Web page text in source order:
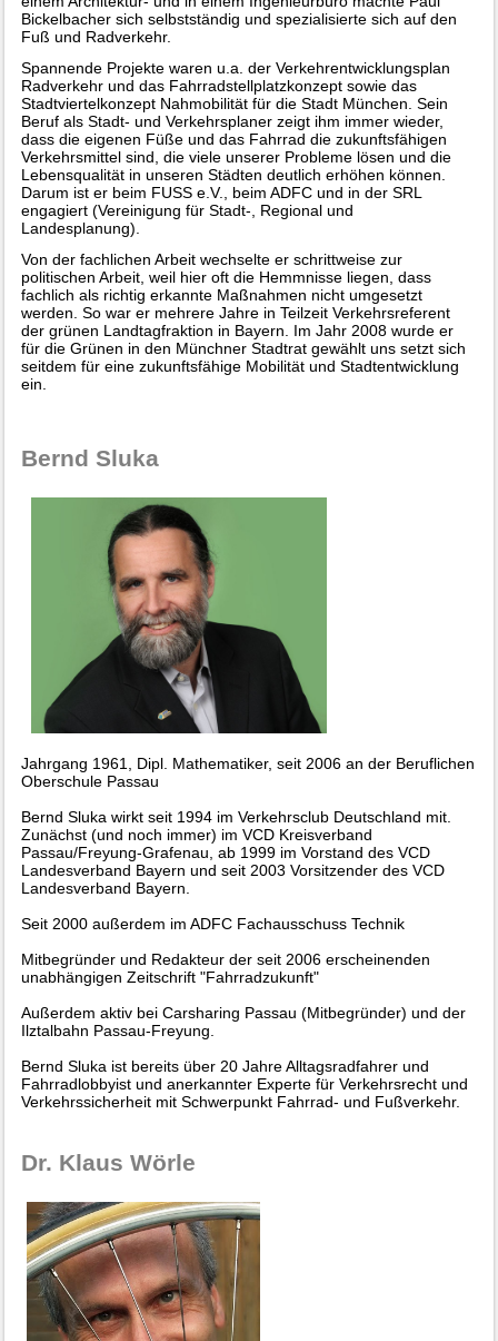
Bickelbacher sich selbstständig und spezialisierte sich auf den
Fuß und Radverkehr.
Spannende Projekte waren u.a. der Verkehrentwicklungsplan
Radverkehr und das Fahrradstellplatzkonzept sowie das
Stadtviertelkonzept Nahmobilität für die Stadt München. Sein
Beruf als Stadt- und Verkehrsplaner zeigt ihm immer wieder,
dass die eigenen Füße und das Fahrrad die zukunftsfähigen
Verkehrsmittel sind, die viele unserer Probleme lösen und die
Lebensqualität in unseren Städten deutlich erhöhen können.
Darum ist er beim FUSS e.V., beim ADFC und in der SRL
engagiert (Vereinigung für Stadt-, Regional und
Landesplanung).
Von der fachlichen Arbeit wechselte er schrittweise zur
politischen Arbeit, weil hier oft die Hemmnisse liegen, dass
fachlich als richtig erkannte Maßnahmen nicht umgesetzt
werden. So war er mehrere Jahre in Teilzeit Verkehrsreferent
der grünen Landtagfraktion in Bayern. Im Jahr 2008 wurde er
für die Grünen in den Münchner Stadtrat gewählt uns setzt sich
seitdem für eine zukunftsfähige Mobilität und Stadtentwicklung
ein.
Bernd Sluka
Jahrgang 1961, Dipl. Mathematiker, seit 2006 an der Beruflichen
Oberschule Passau
Bernd Sluka wirkt seit 1994 im Verkehrsclub Deutschland mit.
Zunächst (und noch immer) im VCD Kreisverband
Passau/Freyung-Grafenau, ab 1999 im Vorstand des VCD
Landesverband Bayern und seit 2003 Vorsitzender des VCD
Landesverband Bayern.
Seit 2000 außerdem im ADFC Fachausschuss Technik
Mitbegründer und Redakteur der seit 2006 erscheinenden
unabhängigen Zeitschrift "Fahrradzukunft"
Außerdem aktiv bei Carsharing Passau (Mitbegründer) und der
Ilztalbahn Passau-Freyung.
Bernd Sluka ist bereits über 20 Jahre Alltagsradfahrer und
Fahrradlobbyist und anerkannter Experte für Verkehrsrecht und
Verkehrssicherheit mit Schwerpunkt Fahrrad- und Fußverkehr.
Dr. Klaus Wörle